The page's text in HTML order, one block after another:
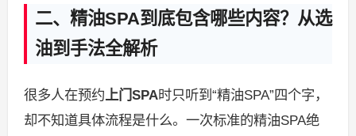
二、精油SPA到底包含哪些内容？从选
油到手法全解析
很多人在预约 上门SPA时只听到“精油SPA”四个字，
却不知道具体流程是什么。一次标准的精油SPA绝